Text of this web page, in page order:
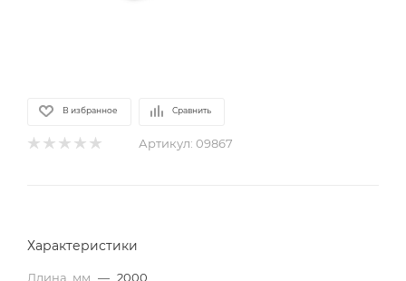
В избранное Сравнить
Артикул: 09867
Характеристики
Длина, мм — 2000